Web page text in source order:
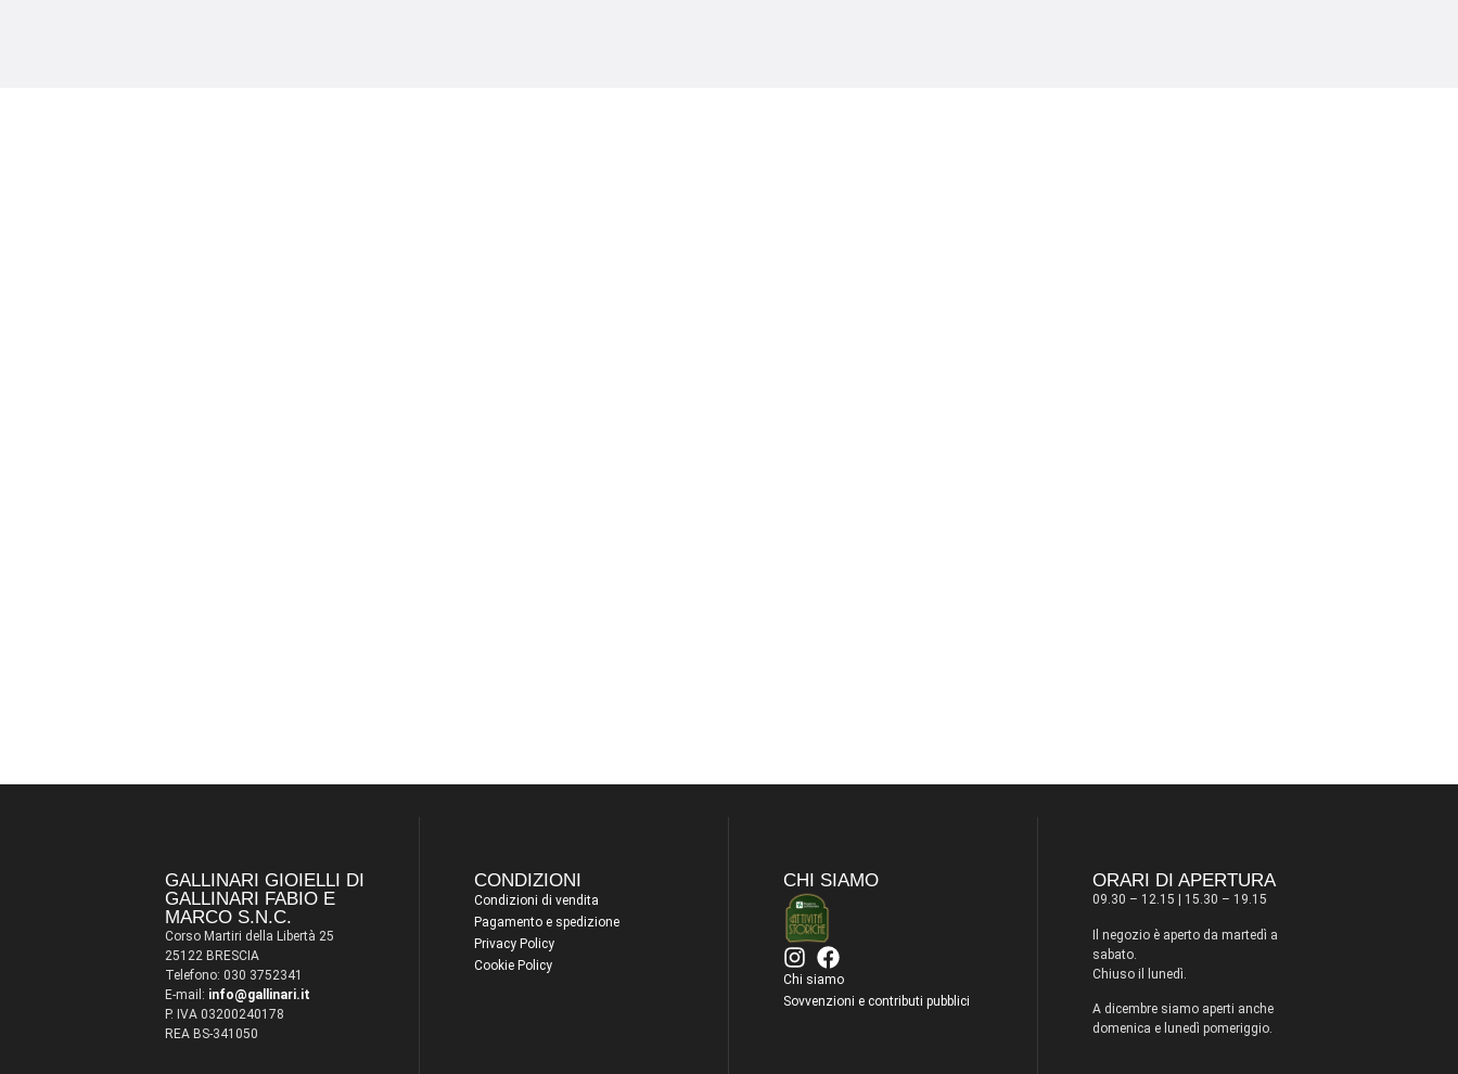
GALLINARI GIOIELLI DI
GALLINARI FABIO E
MARCO S.N.C.
Corso Martiri della Libertà 25
25122 BRESCIA
Telefono: 030 3752341
E-mail: info@gallinari.it
P. IVA 03200240178
REA BS-341050
CONDIZIONI
Condizioni di vendita
Pagamento e spedizione
Privacy Policy
Cookie Policy
CHI SIAMO
Chi siamo
Sovvenzioni e contributi pubblici
ORARI DI APERTURA
09.30 – 12.15 | 15.30 – 19.15
Il negozio è aperto da martedì a
sabato.
Chiuso il lunedì.
A dicembre siamo aperti anche
domenica e lunedì pomeriggio.